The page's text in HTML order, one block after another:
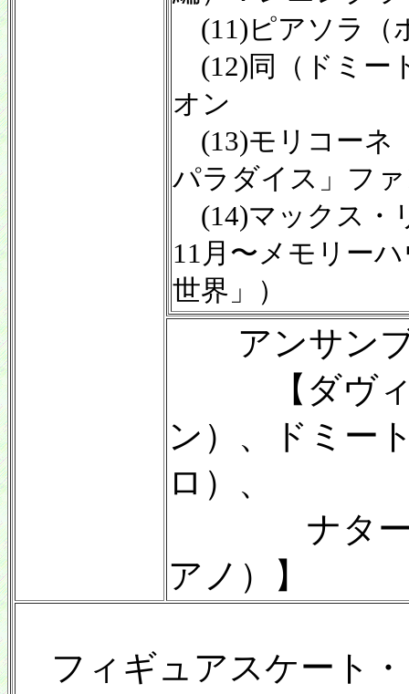
(11)ピアソラ（
(12)同（ドミー
オン
(13)モリコーネ
パラダイス」フ
(14)マックス・
11月〜メモリー
世界」）
アンサンブ
【ダヴィド
ン）、ドミー
ロ）、
ナターシ
アノ）】
フィギュアスケート